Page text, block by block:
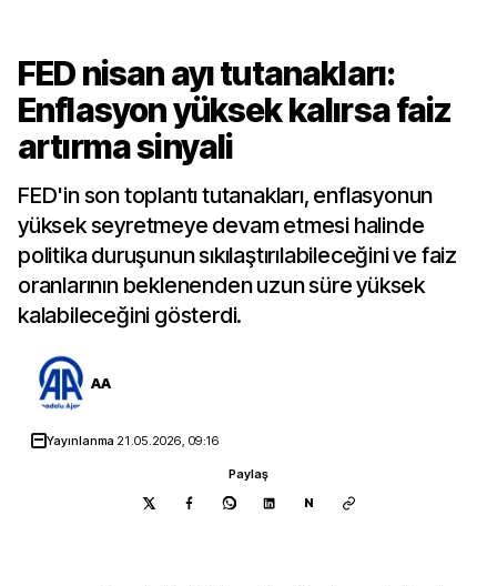
FED nisan ayı tutanakları:
Enflasyon yüksek kalırsa faiz
artırma sinyali
FED'in son toplantı tutanakları, enflasyonun
yüksek seyretmeye devam etmesi halinde
politika duruşunun sıkılaştırılabileceğini ve faiz
oranlarının beklenenden uzun süre yüksek
kalabileceğini gösterdi.
AA
Yayınlanma 21.05.2026, 09:16
Paylaş
N